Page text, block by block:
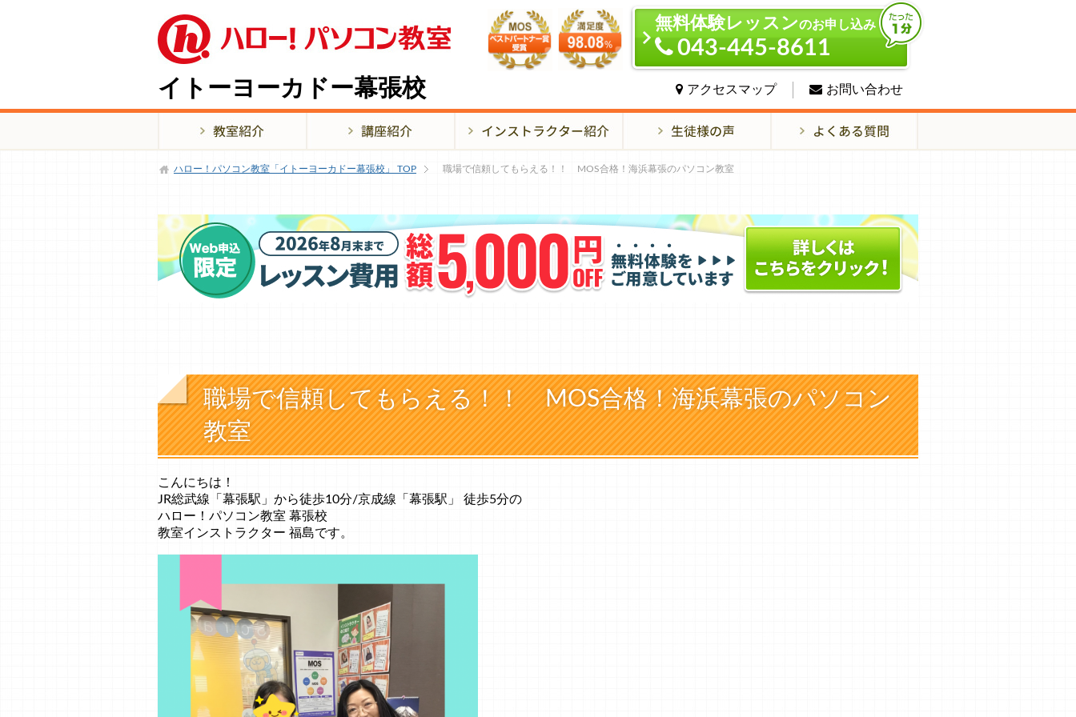
イトーヨーカドー幕張校
無料体験レッスンのお申し込み
043-445-8611
アクセスマップ お問い合わせ
ハロー！パソコン教室「イトーヨーカドー幕張校」 TOP 職場で信頼してもらえる！！ MOS合格！海浜幕張のパソコン教室
職場で信頼してもらえる！！ MOS合格！海浜幕張のパソコン
教室
こんにちは！
JR総武線「幕張駅」から徒歩10分/京成線「幕張駅」 徒歩5分の
ハロー！パソコン教室 幕張校
教室インストラクター 福島です。